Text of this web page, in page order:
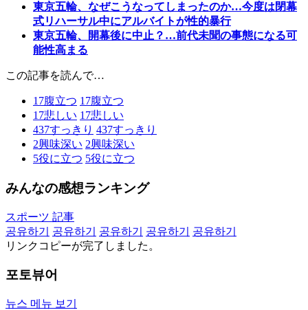
東京五輪、なぜこうなってしまったのか…今度は閉幕
式リハーサル中にアルバイトが性的暴行
東京五輪、開幕後に中止？…前代未聞の事態になる可
能性高まる
この記事を読んで…
17腹立つ 17腹立つ
17悲しい 17悲しい
437すっきり 437すっきり
2興味深い 2興味深い
5役に立つ 5役に立つ
みんなの感想ランキング
スポーツ 記事
공유하기
공유하기 공유하기 공유하기
공유하기
リンクコピーが完了しました。
포토뷰어
뉴스 메뉴 보기